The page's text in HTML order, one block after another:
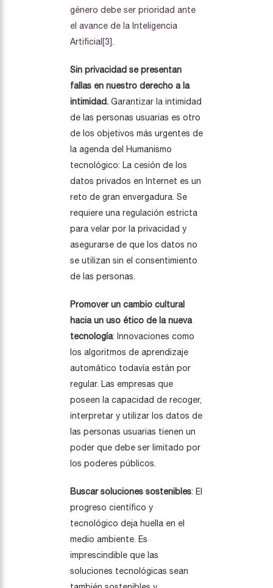
género debe ser prioridad ante
el avance de la Inteligencia
Artificial [3].
Sin privacidad se presentan
fallas en nuestro derecho a la
intimidad. Garantizar la intimidad
de las personas usuarias es otro
de los objetivos más urgentes de
la agenda del Humanismo
tecnológico: La cesión de los
datos privados en Internet es un
reto de gran envergadura. Se
requiere una regulación estricta
para velar por la privacidad y
asegurarse de que los datos no
se utilizan sin el consentimiento
de las personas.
Promover un cambio cultural
hacia un uso ético de la nueva
tecnología: Innovaciones como
los algoritmos de aprendizaje
automático todavía están por
regular. Las empresas que
poseen la capacidad de recoger,
interpretar y utilizar los datos de
las personas usuarias tienen un
poder que debe ser limitado por
los poderes públicos.
Buscar soluciones sostenibles: El
progreso científico y
tecnológico deja huella en el
medio ambiente. Es
imprescindible que las
soluciones tecnológicas sean